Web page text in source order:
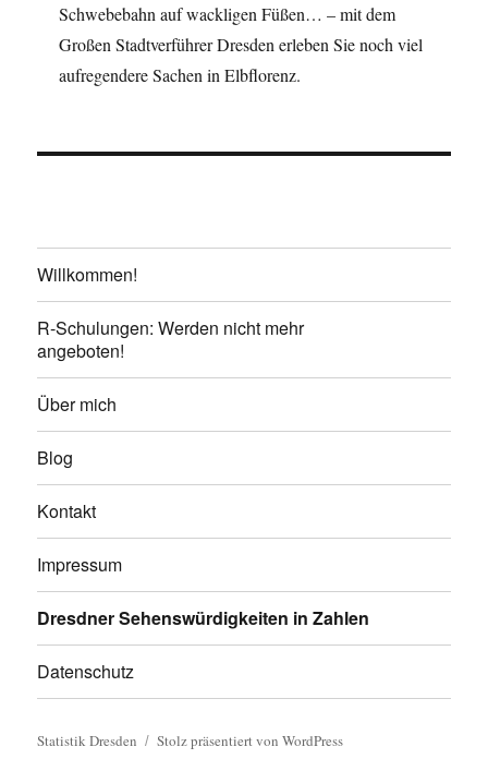
Schwebebahn auf wackligen Füßen… – mit dem
Großen Stadtverführer Dresden erleben Sie noch viel
aufregendere Sachen in Elbflorenz.
Willkommen!
R-Schulungen: Werden nicht mehr
angeboten!
Über mich
Blog
Kontakt
Impressum
Dresdner Sehenswürdigkeiten in Zahlen
Datenschutz
Statistik Dresden Stolz präsentiert von WordPress